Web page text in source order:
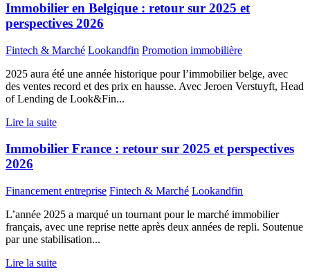
Immobilier en Belgique : retour sur 2025 et
perspectives 2026
Fintech & Marché Lookandfin Promotion immobilière
2025 aura été une année historique pour l’immobilier belge, avec
des ventes record et des prix en hausse. Avec Jeroen Verstuyft, Head
of Lending de Look&Fin...
Lire la suite
Immobilier France : retour sur 2025 et perspectives
2026
Financement entreprise Fintech & Marché Lookandfin
L’année 2025 a marqué un tournant pour le marché immobilier
français, avec une reprise nette après deux années de repli. Soutenue
par une stabilisation...
Lire la suite